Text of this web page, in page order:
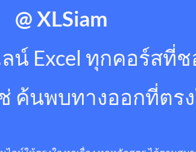
@ XLSiam
น์ Excel ทุกคอร์สที่
ค้นพบทางออกที่ตร